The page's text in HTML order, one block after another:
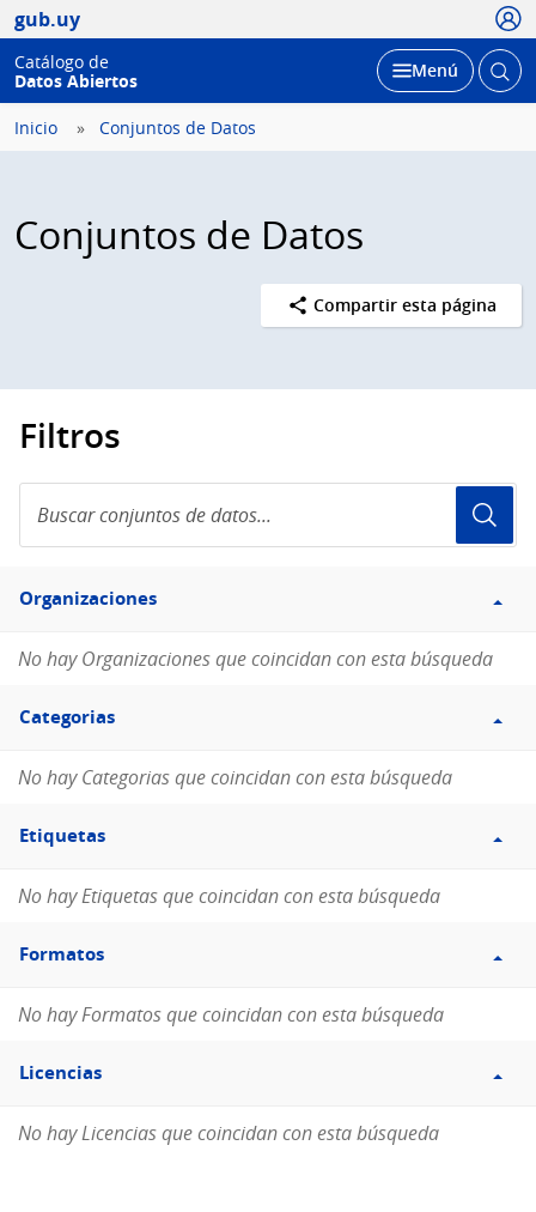
gub.uy
Catálogo de
Datos Abiertos
Desplegar
Menú Abrir
Inicio Conjuntos de Datos
Conjuntos de Datos
Compartir esta página
Filtros
conjuntos
de
Filtro
Organizaciones
Organizaciones
No hay Organizaciones que coincidan con esta búsqueda
Filtro
Categorias
Categorias
No hay Categorias que coincidan con esta búsqueda
Filtro
Etiquetas
Etiquetas
No hay Etiquetas que coincidan con esta búsqueda
Filtro
Formatos
Formatos
No hay Formatos que coincidan con esta búsqueda
Filtro
Licencias
Licencias
No hay Licencias que coincidan con esta búsqueda